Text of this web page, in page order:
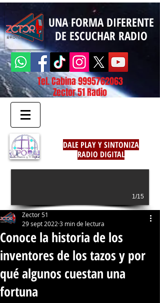
UNA FORMA DIFERENTE
DE ESCUCHAR RADIO
Tel. Cabina9995762063
Zector 51 Radio
DALE PLAY Y SINTONIZA
RADIO DIGITAL
1/15
Conoce la historia de los
inventores de los tazos y por
qué algunos cuestan una
fortuna
Zector 51
29 sept 2022 3 min de lectura